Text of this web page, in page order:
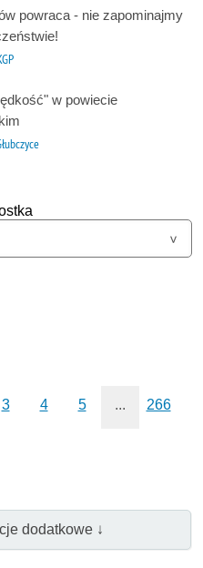
powraca - nie zapominajmy
w powiecie
3 4 5 ... 266
dodatkowe ↓